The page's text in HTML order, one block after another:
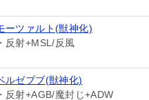
ーツァルト(獣神化)
・反射+MSL/反風
ルゼブブ(獣神化)
・反射+AGB/魔封じ+ADW